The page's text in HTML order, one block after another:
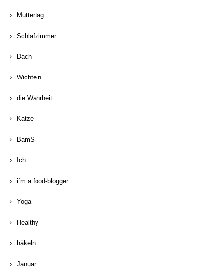
Muttertag
Schlafzimmer
Dach
Wichteln
die Wahrheit
Katze
BamS
Ich
i´m a food-blogger
Yoga
Healthy
häkeln
Januar